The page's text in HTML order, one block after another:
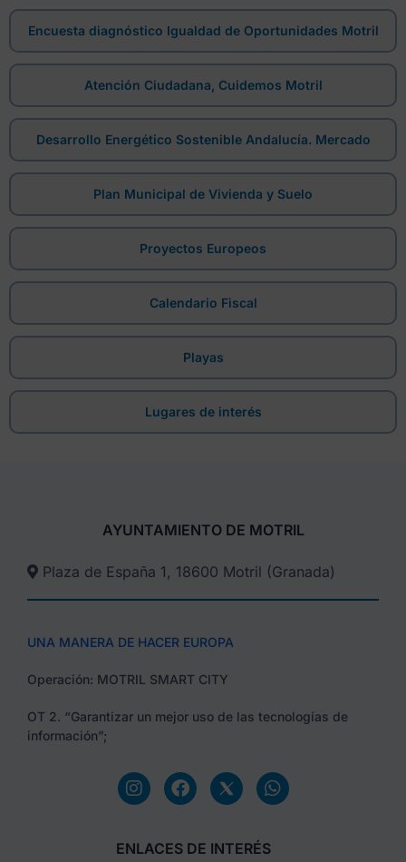
Encuesta diagnóstico Igualdad de Oportunidades Motril
Atención Ciudadana, Cuidemos Motril
Desarrollo Energético Sostenible Andalucía. Mercado
Plan Municipal de Vivienda y Suelo
Proyectos Europeos
Calendario Fiscal
Playas
Lugares de interés
AYUNTAMIENTO DE MOTRIL
Plaza de España 1, 18600 Motril (Granada)​
UNA MANERA DE HACER EUROPA
Operación: MOTRIL SMART CITY
OT 2. “Garantizar un mejor uso de las tecnologías de
información”;
ENLACES DE INTERÉS